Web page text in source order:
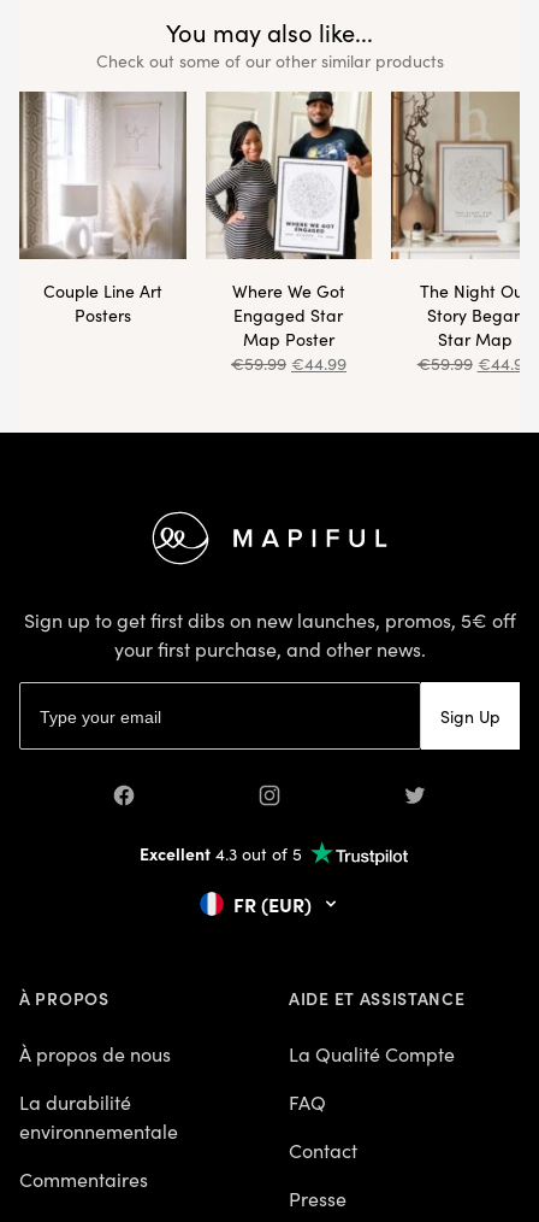
You may also like...
Check out some of our other similar products
Couple Line Art
Posters
Where We Got
Engaged Star
Map Poster
€59.99 €44.99
The Night Our
Story Began
Star Map
€59.99 €44.99
Sign up to get first dibs on new launches, promos, 5€ off
your first purchase, and other news.
Sign Up
Facebook Instagram Twitter
Excellent4.3 out of 5
FR (EUR)
À PROPOS
À propos de nous
La durabilité
environnementale
Commentaires
AIDE ET ASSISTANCE
La Qualité Compte
FAQ
Contact
Presse